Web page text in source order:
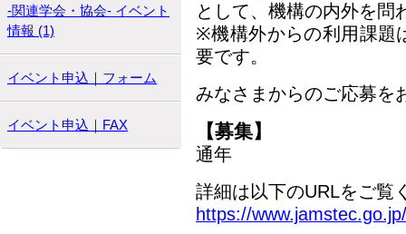
として、機構の内外を
※機構外からの利用課題
要です。
みなさまからのご応募を
【募集】
通年
詳細は以下のURLをご覧
https://
-関連学会・協会- イベント
情報 (1)
イベント申込｜フォーム
イベント申込｜FAX